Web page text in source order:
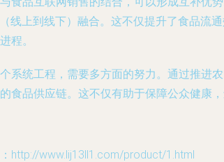
线上到线下）融合。这不仅提升了食品流
程。
系统工程，需要多方面的努力。通过推进
食品供应链。这不仅有助于保障公众健康
http://www.lij13ll1.com/product/1.html